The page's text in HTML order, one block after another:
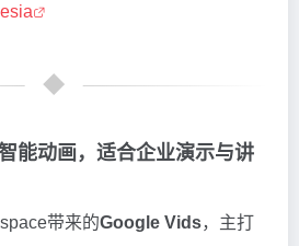
能动画，适合企业演示与讲
带来的Google Vids，主打